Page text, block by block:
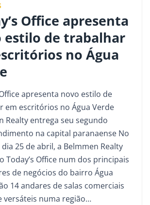
Office apresenta
estilo de trabalhar
no Água
apresenta novo estilo de
em escritórios no Água Verde
Realty entrega seu segundo
na capital paranaense No
25 de abril, a Belmmen Realty
Today’s Office num dos principais
de negócios do bairro Água
14 andares de salas comerciais
versáteis numa região…